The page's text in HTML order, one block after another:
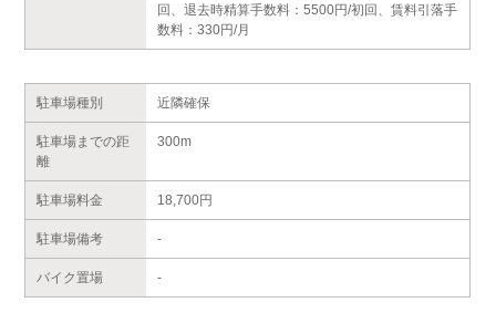
回、退去時精算手数料：5500円/初回、賃料引落手
数料：330円/月
駐車場種別 近隣確保
駐車場までの距
離
300m
駐車場料金 18,700円
駐車場備考 -
バイク置場 -